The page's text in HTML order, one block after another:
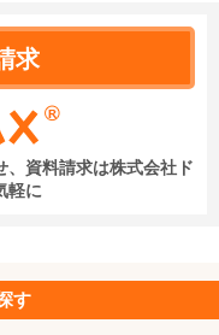
求
、資料請求は株式会社ド
軽に
す